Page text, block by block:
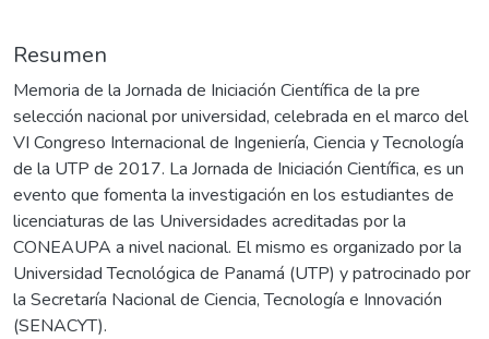
Resumen
Memoria de la Jornada de Iniciación Científica de la pre
selección nacional por universidad, celebrada en el marco del
VI Congreso Internacional de Ingeniería, Ciencia y Tecnología
de la UTP de 2017. La Jornada de Iniciación Científica, es un
evento que fomenta la investigación en los estudiantes de
licenciaturas de las Universidades acreditadas por la
CONEAUPA a nivel nacional. El mismo es organizado por la
Universidad Tecnológica de Panamá (UTP) y patrocinado por
la Secretaría Nacional de Ciencia, Tecnología e Innovación
(SENACYT).